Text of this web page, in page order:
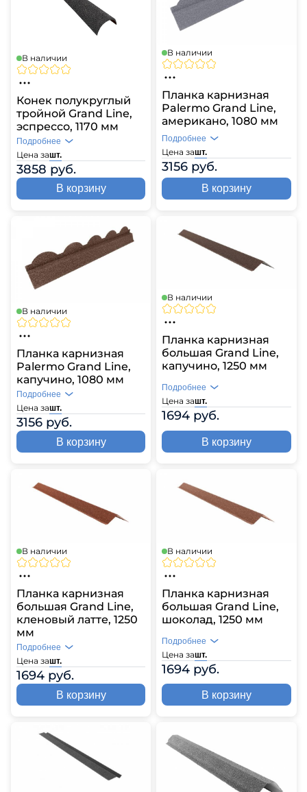
В наличии
Конек полукруглый
тройной Grand Line,
эспрессо, 1170 мм
Цена зашт.
3858 руб.
Подробнее
В корзину
В наличии
Планка карнизная
Palermo Grand Line,
американо, 1080 мм
Цена зашт.
3156 руб.
Подробнее
В корзину
В наличии
Планка карнизная
Palermo Grand Line,
капучино, 1080 мм
Цена зашт.
3156 руб.
Подробнее
В корзину
В наличии
Планка карнизная
большая Grand Line,
капучино, 1250 мм
Цена зашт.
1694 руб.
Подробнее
В корзину
В наличии
Планка карнизная
большая Grand Line,
кленовый латте, 1250
мм
Цена зашт.
1694 руб.
Подробнее
В корзину
В наличии
Планка карнизная
большая Grand Line,
шоколад, 1250 мм
Цена зашт.
1694 руб.
Подробнее
В корзину